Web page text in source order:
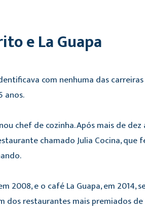
e La Guapa
com nenhuma das
anos.
chef de cozinha. Após mais de dez
chamado Julia Cocina, que
e o café La Guapa, em 2014,
dos restaurantes mais premiados de